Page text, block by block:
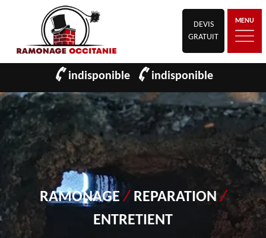
DEVIS
GRATUIT
MENU
indisponible indisponible
RAMONAGE/ REPARATION/
ENTRETIENT